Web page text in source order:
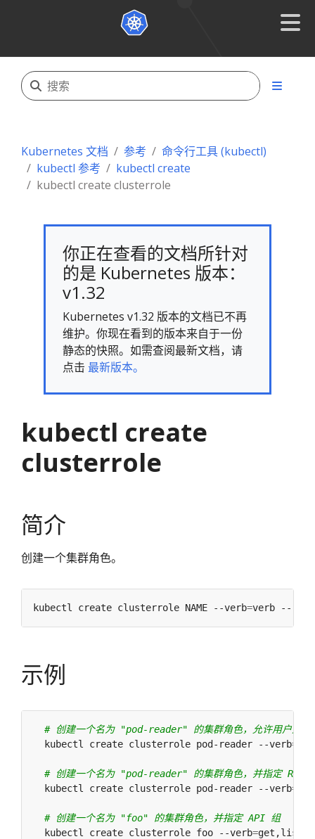
Kubernetes 文档 参考
命令行工具 (kubectl)
kubectl 参考
kubectl create
kubectl create clusterrole
你正在查看的文档所针对
的是 Kubernetes 版本：
v1.32
Kubernetes v1.32 版本的文档已不再
维护。你现在看到的版本来自于一份
静态的快照。如需查阅最新文档，请
点击 最新版本。
kubectl create
clusterrole
简介
创建一个集群角色。
kubectl create clusterrole NAME --verb=verb --
示例
# 创建一个名为 "pod-reader" 的集群角色，允许用户
  kubectl create clusterrole pod-reader --verb
=
# 创建一个名为 "pod-reader" 的集群角色，并指定
  kubectl create clusterrole pod-reader --verb
=
# 创建一个名为 "foo" 的集群角色，并指定 API 组
  kubectl create clusterrole foo --verb
=